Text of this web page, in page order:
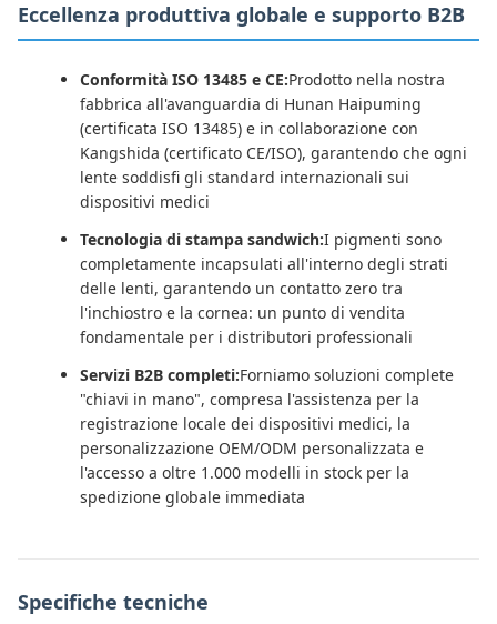
Eccellenza produttiva globale e supporto B2B
Conformità ISO 13485 e CE:Prodotto nella nostra
fabbrica all'avanguardia di Hunan Haipuming
(certificata ISO 13485) e in collaborazione con
Kangshida (certificato CE/ISO), garantendo che ogni
lente soddisfi gli standard internazionali sui
dispositivi medici
Tecnologia di stampa sandwich:I pigmenti sono
completamente incapsulati all'interno degli strati
delle lenti, garantendo un contatto zero tra
l'inchiostro e la cornea: un punto di vendita
fondamentale per i distributori professionali
Servizi B2B completi:Forniamo soluzioni complete
"chiavi in ​​mano", compresa l'assistenza per la
registrazione locale dei dispositivi medici, la
personalizzazione OEM/ODM personalizzata e
l'accesso a oltre 1.000 modelli in stock per la
spedizione globale immediata
Specifiche tecniche